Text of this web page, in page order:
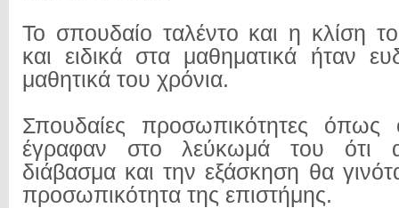
Το σπουδαίο ταλέντο και η κλίση
και ειδικά στα μαθηματικά ήταν
μαθητικά του χρόνια.
Σπουδαίες προσωπικότητες όπως
έγραφαν στο λεύκωμά του ότι
διάβασμα και την εξάσκηση θα
προσωπικότητα της επιστήμης.